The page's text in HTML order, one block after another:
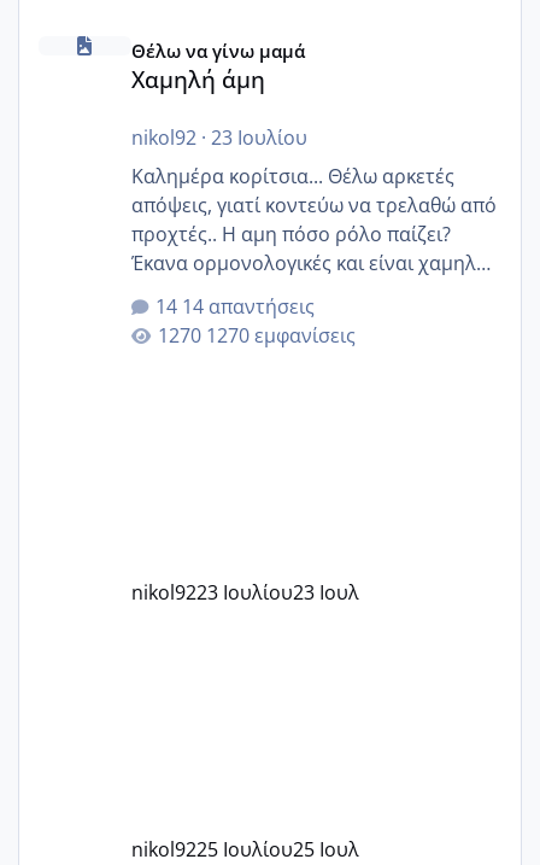
Χαμηλή άμη
Θέλω να γίνω μαμά
Χαμηλή άμη
nikol92· 23 Ιουλίου
Καλημέρα κορίτσια... Θέλω αρκετές
απόψεις, γιατί κοντεύω να τρελαθώ από
προχτές.. Η αμη πόσο ρόλο παίζει?
Έκανα ορμονολογικές και είναι χαμηλή
για την ηλικία μου.. Είχα ήδη μια
εγκυμοσύνη, που έπρεπε να τερματιστεί
στην 27η εβδομάδα και προσπαθώ 7
14 απαντήσεις
1270 εμφανίσεις
nikol9223 Ιουλίου23 Ιουλ
nikol9225 Ιουλίου25 Ιουλ